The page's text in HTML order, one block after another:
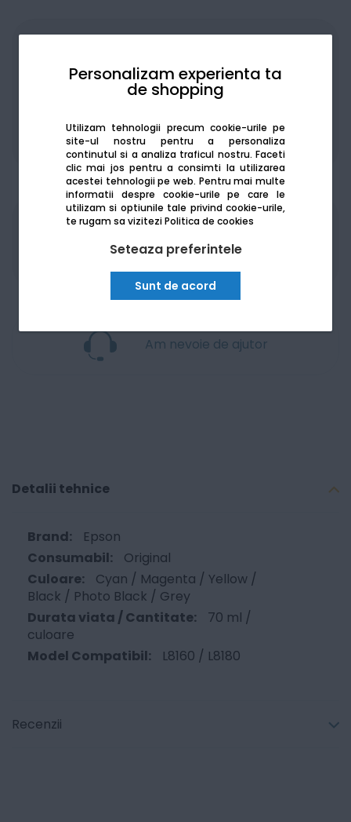
Personalizam experienta ta
de shopping
Utilizam tehnologii precum cookie-urile pe
site-ul nostru pentru a personaliza
continutul si a analiza traficul nostru. Faceti
clic mai jos pentru a consimti la utilizarea
acestei tehnologii pe web. Pentru mai multe
informatii despre cookie-urile pe care le
utilizam si optiunile tale privind cookie-urile,
te rugam sa viziteziPolitica de cookies
Seteaza preferintele
Sunt de acord
De la: 218.04Lei / lună Vezi detalii
Produsele sunt disponibile pe platforma de
achizitii publiceSEAP/SICAP
Am nevoie de ajutor
Detalii tehnice
Epson
Original
Cyan / Magenta / Yellow /
Black / Photo Black / Grey
70 ml /
culoare
L8160 / L8180
Recenzii